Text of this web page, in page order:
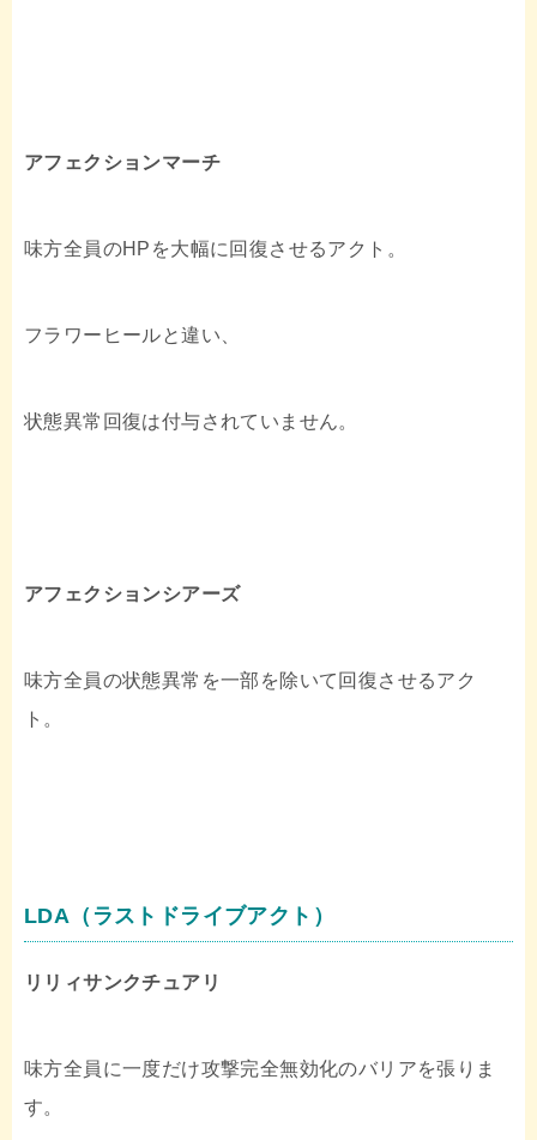
アフェクションマーチ
味方全員のHPを大幅に回復させるアクト。
フラワーヒールと違い、
状態異常回復は付与されていません。
アフェクションシアーズ
味方全員の状態異常を一部を除いて回復させるアク
ト。
LDA（ラストドライブアクト）
リリィサンクチュアリ
味方全員に一度だけ攻撃完全無効化のバリアを張りま
す。